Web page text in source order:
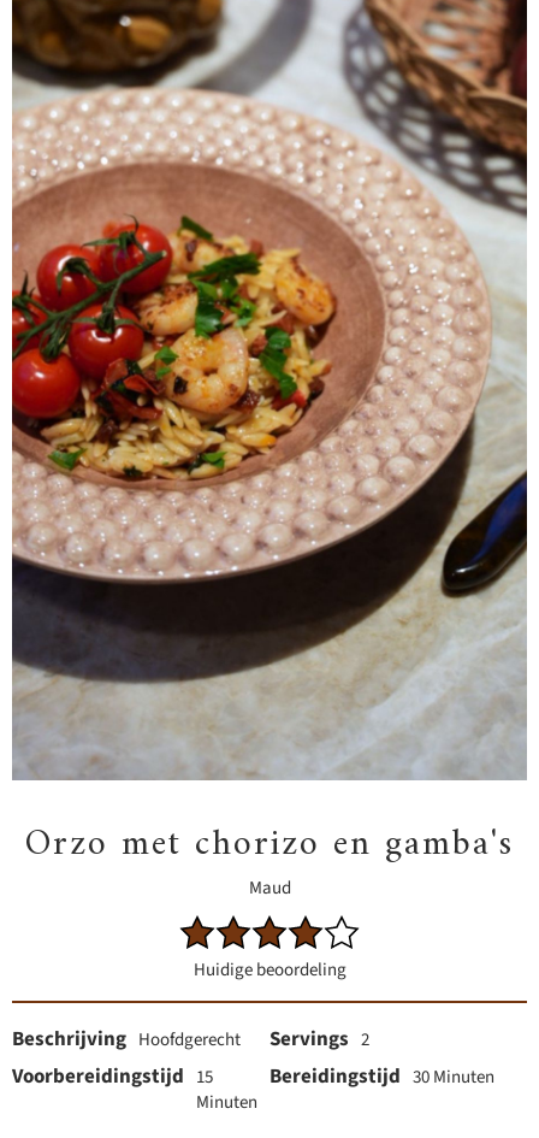
Orzo met chorizo en gamba's
Maud
Huidige beoordeling
Beschrijving Hoofdgerecht Servings 2
Voorbereidingstijd 15
Minuten
Bereidingstijd 30 Minuten